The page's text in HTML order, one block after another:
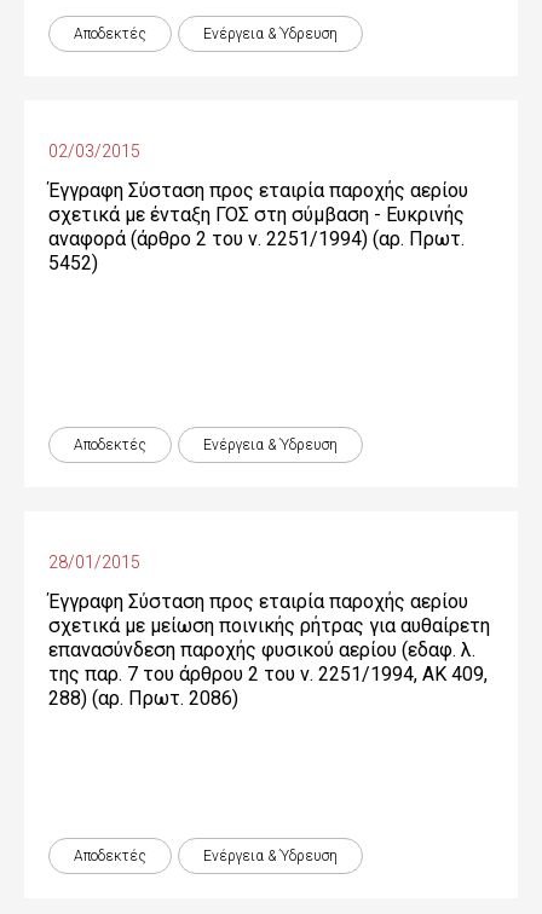
Αποδεκτές Ενέργεια & Ύδρευση
02/03/2015
Έγγραφη Σύσταση προς εταιρία παροχής αερίου
σχετικά με ένταξη ΓΟΣ στη σύμβαση - Ευκρινής
αναφορά (άρθρο 2 του ν. 2251/1994) (αρ. Πρωτ.
5452)
Αποδεκτές Ενέργεια & Ύδρευση
28/01/2015
Έγγραφη Σύσταση προς εταιρία παροχής αερίου
σχετικά με μείωση ποινικής ρήτρας για αυθαίρετη
επανασύνδεση παροχής φυσικού αερίου (εδαφ. λ.
της παρ. 7 του άρθρου 2 του ν. 2251/1994, ΑΚ 409,
288) (αρ. Πρωτ. 2086)
Αποδεκτές Ενέργεια & Ύδρευση